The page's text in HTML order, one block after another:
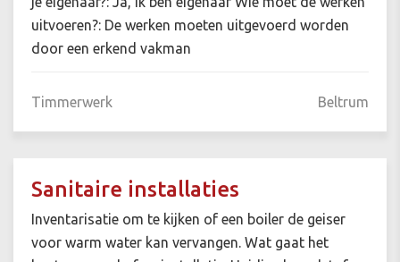
uitvoeren?: De werken moeten uitgevoerd worden
door een erkend vakman
Timmerwerk Beltrum
Sanitaire installaties
Inventarisatie om te kijken of een boiler de geiser
voor warm water kan vervangen. Wat gaat het